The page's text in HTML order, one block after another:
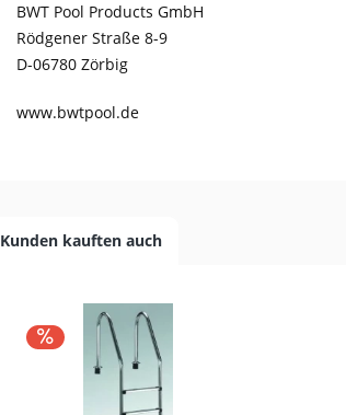
BWT Pool Products GmbH
Rödgener Straße 8-9
D-06780 Zörbig
www.bwtpool.de
Kunden kauften auch